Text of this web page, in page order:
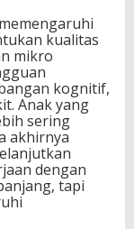
kualitas
mikro
kognitif,
Anak yang
sering
akhirnya
dengan
tapi